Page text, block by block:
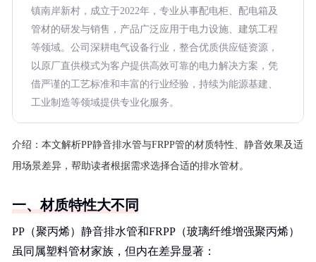
镇南岸新村，成立于2022年，专业从事配电柜、配电箱及
管材的研发与销售，产品广泛应用于电力设施、建筑工程
等领域。公司深耕电气设备行业，整合优质供应链资源，
以原厂直供模式为客户提供高效可靠的电力解决方案，凭
借严谨的工艺标准和丰富的行业经验，持续为能源基建、
工业制造等领域提供专业化服务。
介绍： 本文解析PP静音排水管与FRPP管的材质特性、静音效果及适
用场景差异，帮助读者根据需求选择合适的排水管材。
一、材质特性大不同
PP（聚丙烯）静音排水管和FRPP（玻璃纤维增强聚丙烯）
虽同属塑料管材家族，但内在差异显著：